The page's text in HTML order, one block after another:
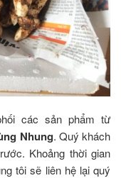
các sản phẩm từ
Nhung. Quý khách
Khoảng thời gian
tôi sẽ liên hệ lại quý